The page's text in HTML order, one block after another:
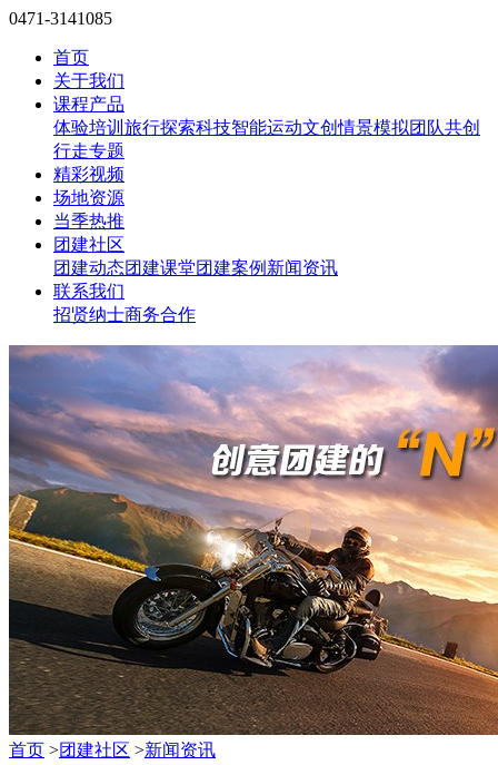
0471-3141085
首页
关于我们
课程产品
体验培训 旅行探索科技智能运动文创情景模拟团队共创
行走专题
精彩视频
场地资源
当季热推
团建社区
团建动态团建课堂团建案例 新闻资讯
联系我们
招贤纳士商务合作
首页 >团建社区 >新闻资讯